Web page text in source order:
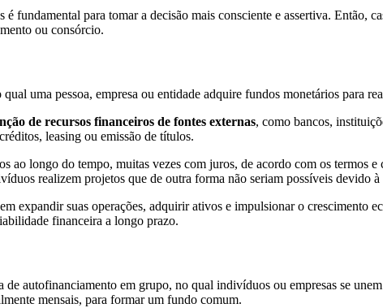
é fundamental para tomar a decisão mais consciente e assertiva.
ou consórcio.
uma pessoa, empresa ou entidade adquire fundos monetários para
de recursos financeiros de fontes externas, como bancos,
leasing ou emissão de títulos.
ao longo do tempo, muitas vezes com juros, de acordo com os termos
realizem projetos que de outra forma não seriam possíveis devido
expandir suas operações, adquirir ativos e impulsionar o
financeira a longo prazo.
de autofinanciamento em grupo, no qual indivíduos ou empresas se
mensais, para formar um fundo comum.